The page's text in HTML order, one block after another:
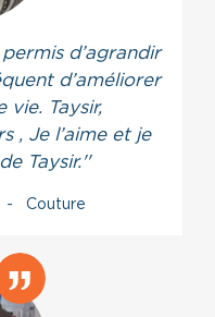
d’agrandir
d’améliorer
vie. Taysir,
, Je l’aime et je
Taysir.''
Couture